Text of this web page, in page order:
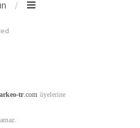
arkeo-tr.com üyelerine